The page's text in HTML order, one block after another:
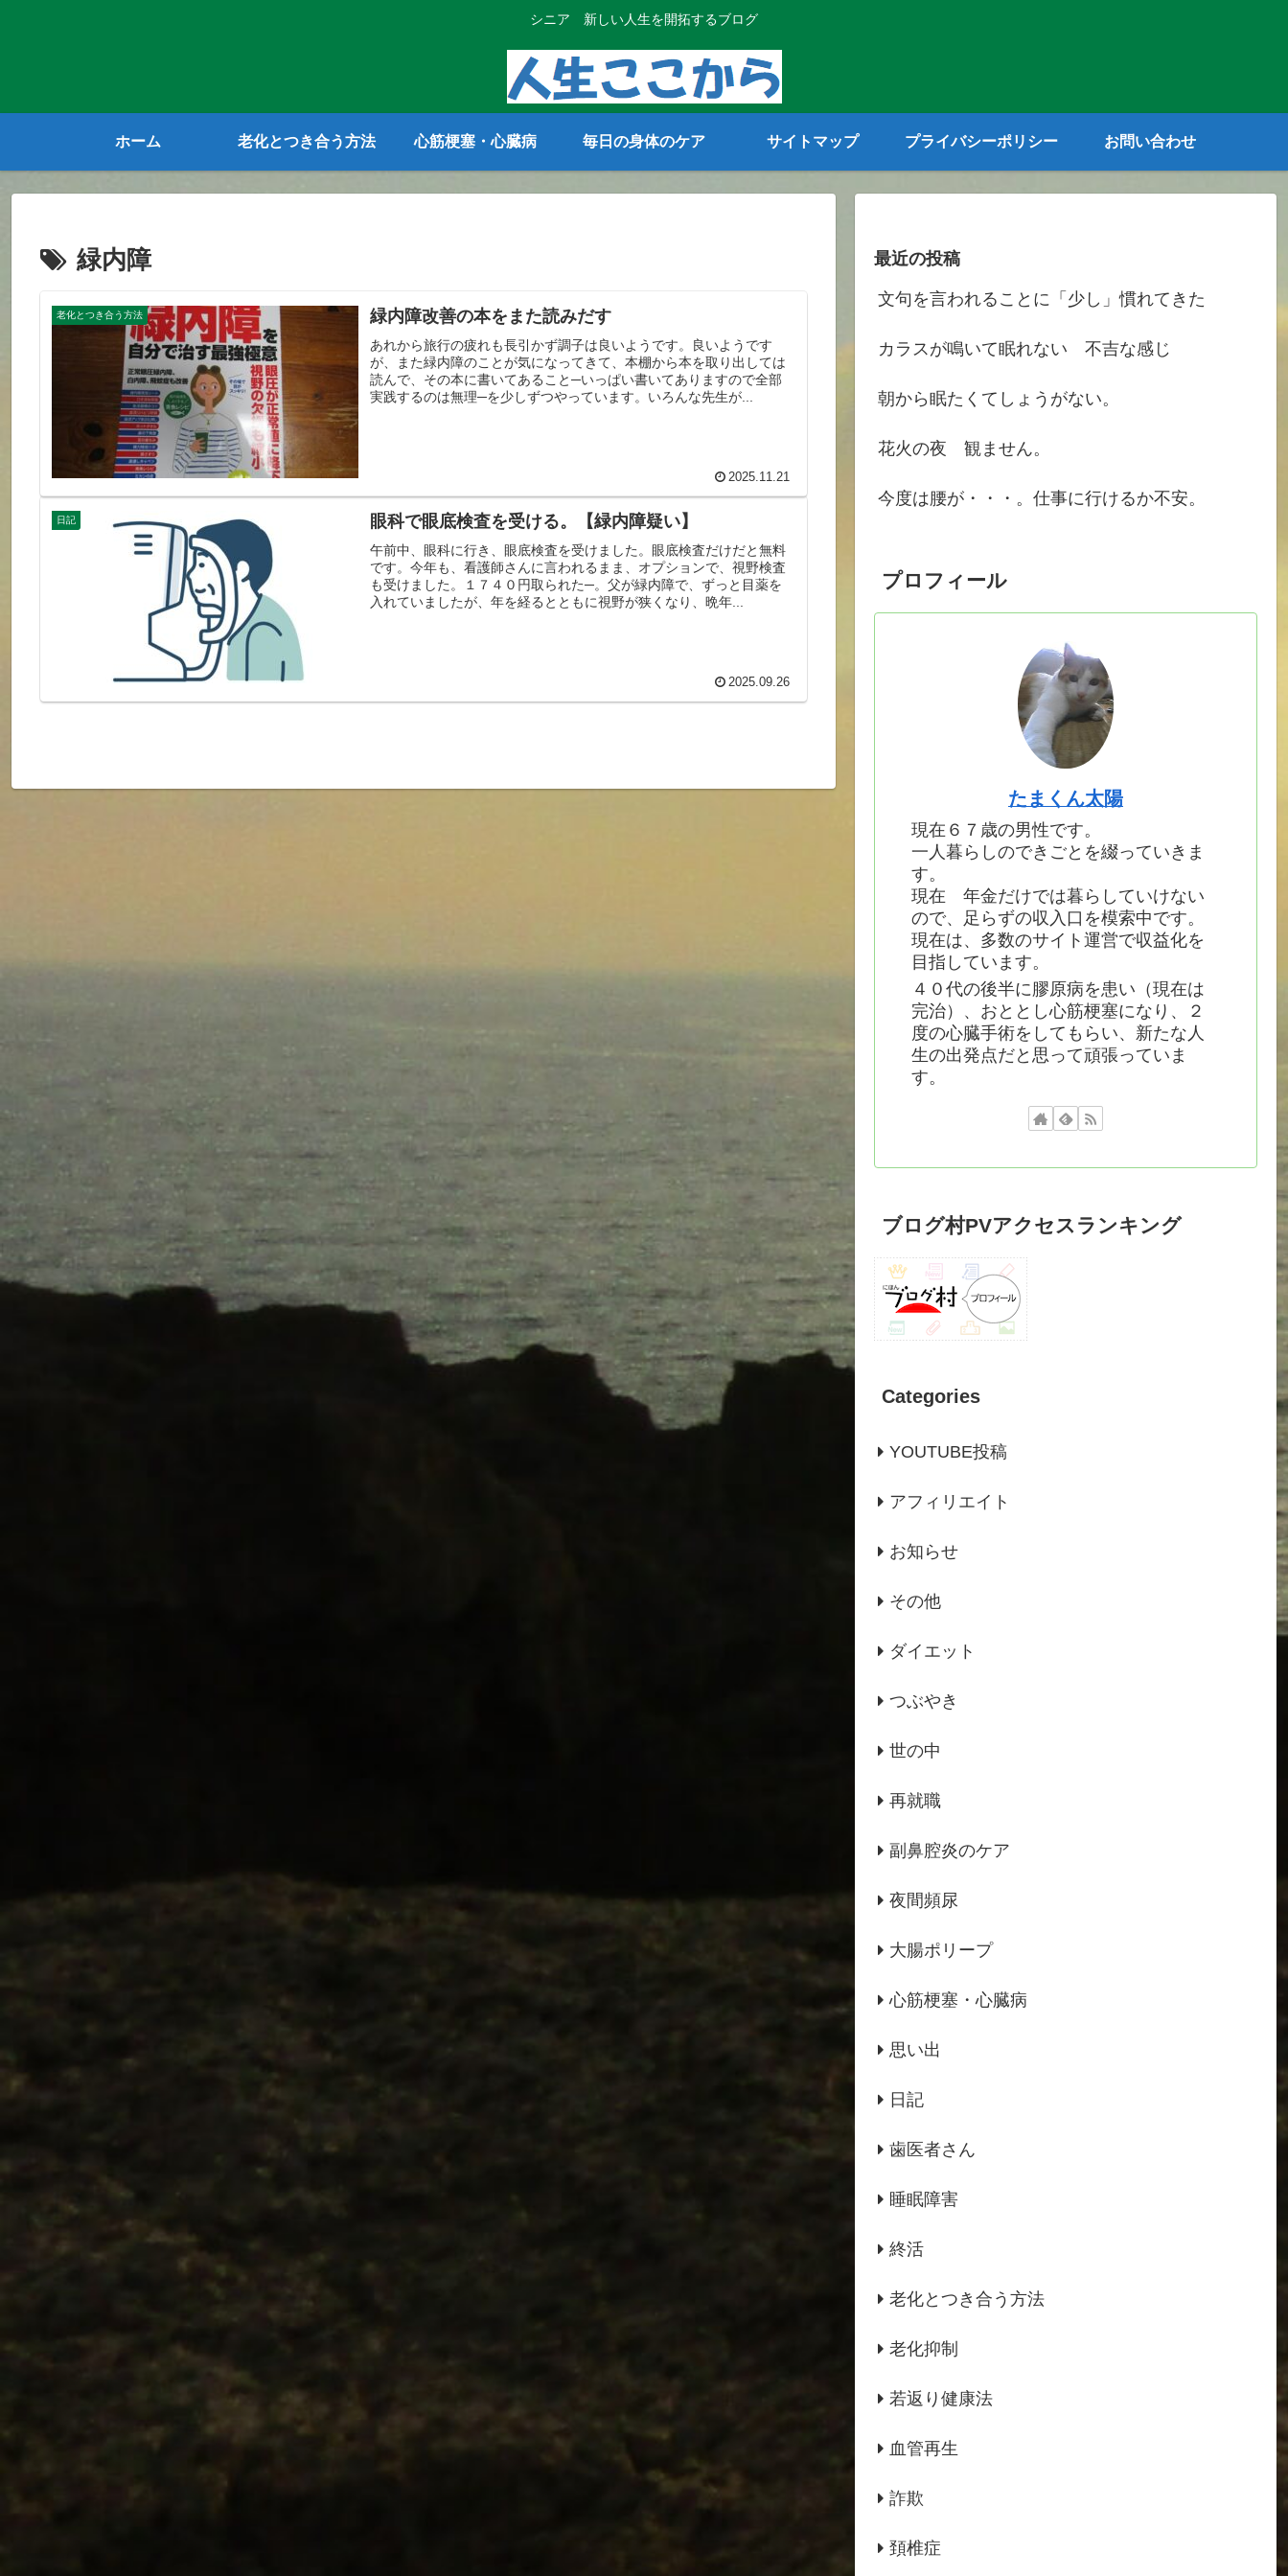
シニア 新しい人生を開拓するブログ
ホーム 老化とつき合う方法 心筋梗塞・心臓病 毎日の身体のケア サイトマップ プライバシーポリシー お問い合わせ
緑内障
老化とつき合う方法 緑内障改善の本をまた読みだす
あれから旅行の疲れも長引かず調子は良いようです。良いようです
が、また緑内障のことが気になってきて、本棚から本を取り出しては
読んで、その本に書いてあること─いっぱい書いてありますので全部
実践するのは無理─を少しずつやっています。いろんな先生が...
2025.11.21
日記 眼科で眼底検査を受ける。【緑内障疑い】
午前中、眼科に行き、眼底検査を受けました。眼底検査だけだと無料
です。今年も、看護師さんに言われるまま、オプションで、視野検査
も受けました。１７４０円取られた─。父が緑内障で、ずっと目薬を
入れていましたが、年を経るとともに視野が狭くなり、晩年...
2025.09.26
最近の投稿
文句を言われることに「少し」慣れてきた
カラスが鳴いて眠れない 不吉な感じ
朝から眠たくてしょうがない。
花火の夜 観ません。
今度は腰が・・・。仕事に行けるか不安。
プロフィール
たまくん太陽
現在６７歳の男性です。
一人暮らしのできごとを綴っていきま
す。
現在 年金だけでは暮らしていけない
ので、足らずの収入口を模索中です。
現在は、多数のサイト運営で収益化を
目指しています。
４０代の後半に膠原病を患い（現在は
完治）、おととし心筋梗塞になり、２
度の心臓手術をしてもらい、新たな人
生の出発点だと思って頑張っていま
す。
ブログ村PVアクセスランキング
Categories
YOUTUBE投稿
アフィリエイト
お知らせ
その他
ダイエット
つぶやき
世の中
再就職
副鼻腔炎のケア
夜間頻尿
大腸ポリープ
心筋梗塞・心臓病
思い出
日記
歯医者さん
睡眠障害
終活
老化とつき合う方法
老化抑制
若返り健康法
血管再生
詐欺
頚椎症